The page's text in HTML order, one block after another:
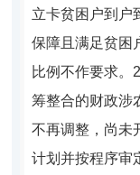
立卡贫困户到
保障且满足贫困
比例不作要求。
筹整合的财政涉
不再调整，尚未
计划并按程序审